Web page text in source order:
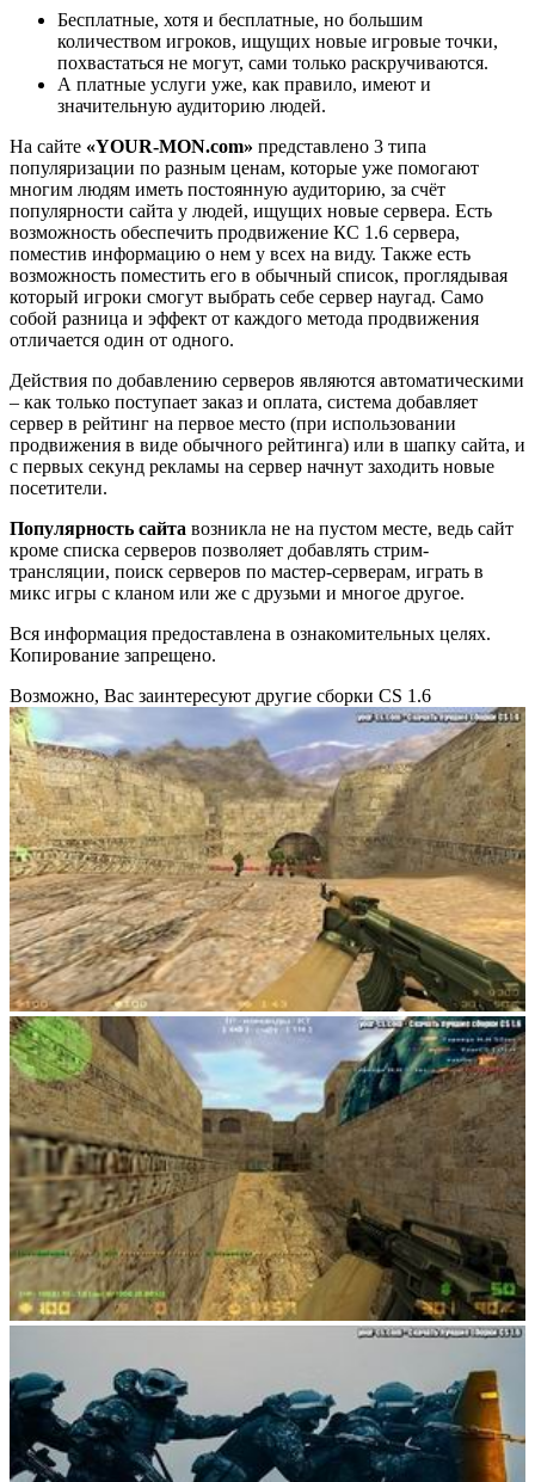
Бесплатные, хотя и бесплатные, но большим
количеством игроков, ищущих новые игровые точки,
похвастаться не могут, сами только раскручиваются.
А платные услуги уже, как правило, имеют и
значительную аудиторию людей.
На сайте «YOUR-MON.com» представлено 3 типа
популяризации по разным ценам, которые уже помогают
многим людям иметь постоянную аудиторию, за счёт
популярности сайта у людей, ищущих новые сервера. Есть
возможность обеспечить продвижение КС 1.6 сервера,
поместив информацию о нем у всех на виду. Также есть
возможность поместить его в обычный список, проглядывая
который игроки смогут выбрать себе сервер наугад. Само
собой разница и эффект от каждого метода продвижения
отличается один от одного.
Действия по добавлению серверов являются автоматическими
– как только поступает заказ и оплата, система добавляет
сервер в рейтинг на первое место (при использовании
продвижения в виде обычного рейтинга) или в шапку сайта, и
с первых секунд рекламы на сервер начнут заходить новые
посетители.
Популярность сайта возникла не на пустом месте, ведь сайт
кроме списка серверов позволяет добавлять стрим-
трансляции, поиск серверов по мастер-серверам, играть в
микс игры с кланом или же с друзьми и многое другое.
Вся информация предоставлена в ознакомительных целях.
Копирование запрещено.
Возможно, Вас заинтересуют другие сборки CS 1.6